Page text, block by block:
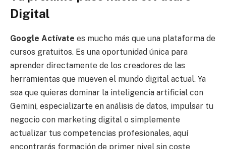
Digital
Google Actívate es mucho más que una plataforma de
cursos gratuitos. Es una oportunidad única para
aprender directamente de los creadores de las
herramientas que mueven el mundo digital actual. Ya
sea que quieras dominar la inteligencia artificial con
Gemini, especializarte en análisis de datos, impulsar tu
negocio con marketing digital o simplemente
actualizar tus competencias profesionales, aquí
encontrarás formación de primer nivel sin coste